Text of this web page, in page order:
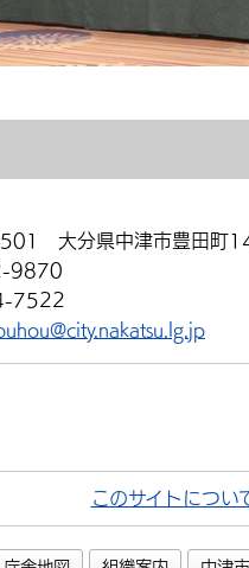
大分県中津市豊田町
9870
7522
このサイトについ